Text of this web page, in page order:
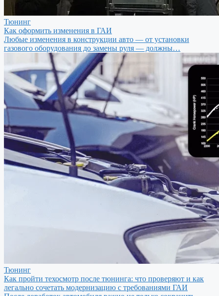
Тюнинг
Как оформить изменения в ГАИ
Любые изменения в конструкции авто — от установки
газового оборудования до замены руля — должны…
Тюнинг
Как пройти техосмотр после тюнинга: что проверяют и как
легально сочетать модернизацию с требованиями ГАИ